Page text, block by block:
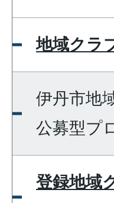
地域クラ
伊丹市地
公募型プ
登録地域